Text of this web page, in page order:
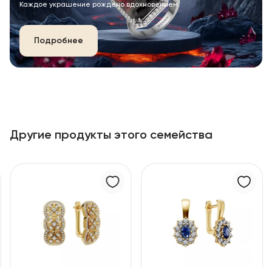
Каждое украшение рождено вдохновением.
Подробнее
Другие продукты этого семейства